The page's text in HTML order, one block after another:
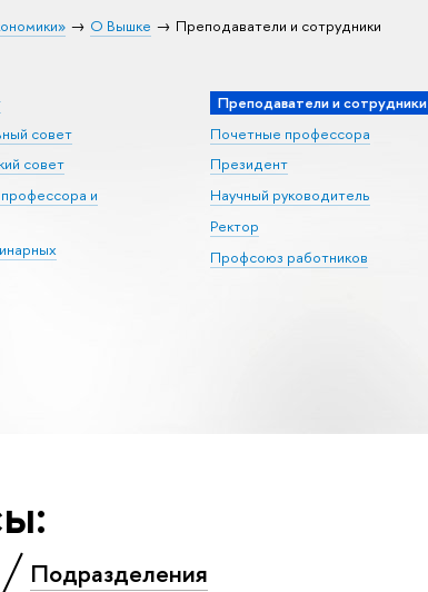
О Вышке Преподаватели и сотрудники
совет
совет
и
Преподаватели и сотрудники
Почетные профессора
Президент
Научный руководитель
Ректор
Профсоюз работников
Подразделения